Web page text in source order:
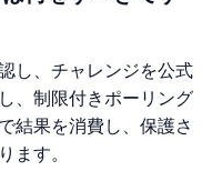
し、チャレンジを公式
、制限付きポーリング
結果を消費し、保護さ
ます。